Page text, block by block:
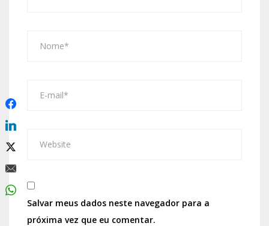
Salvar meus dados neste navegador para a
próxima vez que eu comentar.